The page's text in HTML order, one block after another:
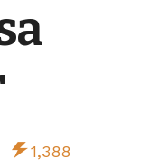
1,388